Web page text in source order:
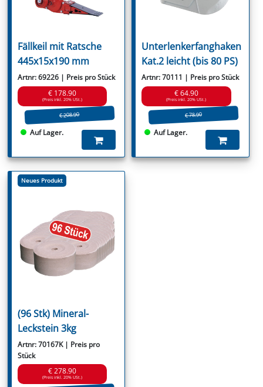
Fällkeil mit Ratsche
445x15x190 mm
Artnr: 69226 | Preis pro Stück
€ 178.90
(Preis inkl. 20% USt.)
€ 208.90
Auf Lager.
Unterlenkerfanghaken
Kat.2 leicht (bis 80 PS)
Artnr: 70111 | Preis pro Stück
€ 64.90
(Preis inkl. 20% USt.)
€ 78.90
Auf Lager.
Neues Produkt
(96 Stk) Mineral-
Leckstein 3kg
Artnr: 70167K | Preis pro
Stück
€ 278.90
(Preis inkl. 20% USt.)